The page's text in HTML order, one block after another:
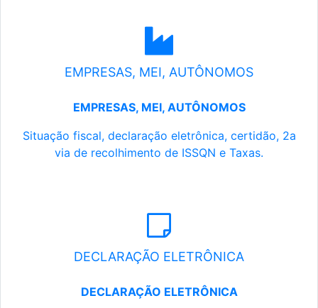
EMPRESAS, MEI, AUTÔNOMOS
EMPRESAS, MEI, AUTÔNOMOS
Situação fiscal, declaração eletrônica, certidão, 2a
via de recolhimento de ISSQN e Taxas.
DECLARAÇÃO ELETRÔNICA
DECLARAÇÃO ELETRÔNICA